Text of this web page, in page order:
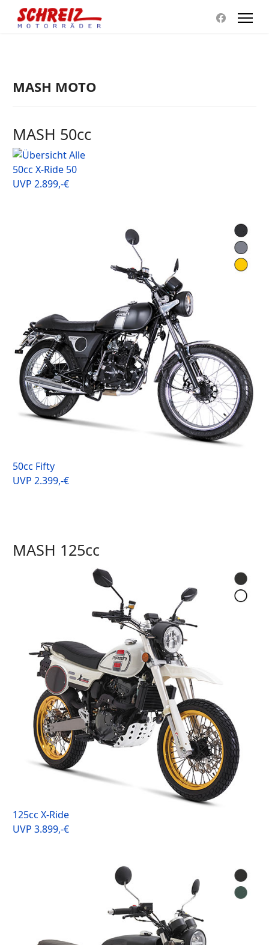
MASH MOTO
MASH 50cc
50cc X-Ride 50
UVP 2.899,-€
50cc Fifty
UVP 2.399,-€
MASH 125cc
125cc X-Ride
UVP 3.899,-€